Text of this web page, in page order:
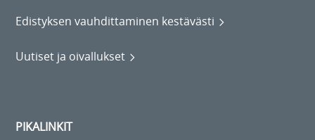
Edistyksen vauhdittaminen kestävästi
Uutiset ja oivallukset
PIKALINKIT